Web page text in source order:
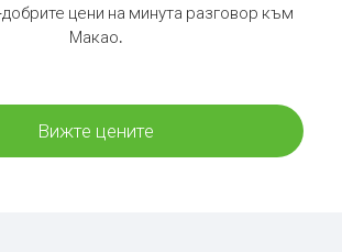
цени на минута разговор към
Макао.
Вижте цените